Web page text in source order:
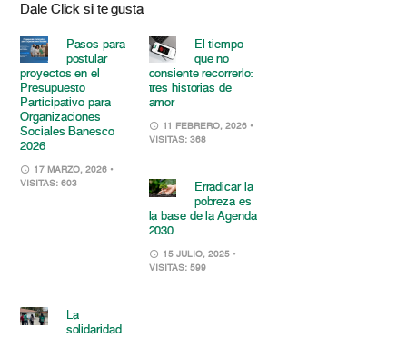
Dale Click si te gusta
Pasos para
postular
proyectos en el
Presupuesto
Participativo para
Organizaciones
Sociales Banesco
2026
17 MARZO, 2026 •
VISITAS: 603
El tiempo
que no
consiente recorrerlo:
tres historias de
amor
11 FEBRERO, 2026 •
VISITAS: 368
Erradicar la
pobreza es
la base de la Agenda
2030
15 JULIO, 2025 •
VISITAS: 599
La
solidaridad